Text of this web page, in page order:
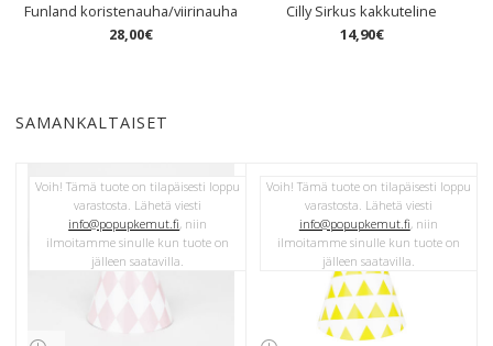
Funland koristenauha/viirinauha
28,00€
Cilly Sirkus kakkuteline
14,90€
SAMANKALTAISET
Voih! Tämä tuote on tilapäisesti loppu
varastosta. Lähetä viesti
info@popupkemut.fi, niin
ilmoitamme sinulle kun tuote on
jälleen saatavilla.
Voih! Tämä tuote on tilapäisesti loppu
varastosta. Lähetä viesti
info@popupkemut.fi, niin
ilmoitamme sinulle kun tuote on
jälleen saatavilla.